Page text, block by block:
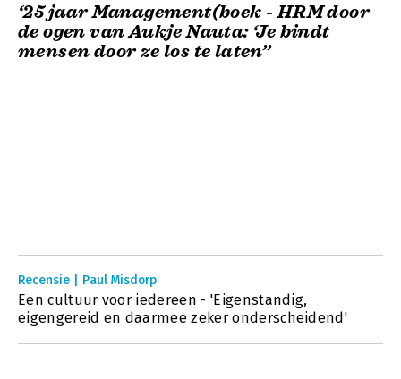
‘25 jaar Management(boek - HRM door
de ogen van Aukje Nauta: ‘Je bindt
mensen door ze los te laten’’
Recensie | Paul Misdorp
Een cultuur voor iedereen - 'Eigenstandig,
eigengereid en daarmee zeker onderscheidend'